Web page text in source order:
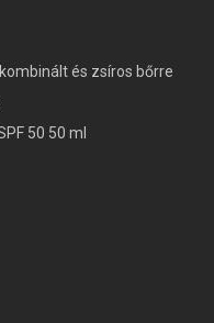
és zsíros bőrre
50 50 ml